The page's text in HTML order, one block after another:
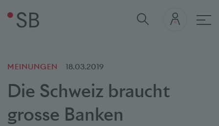
MEINUNGEN 18.03.2019
Die Schweiz braucht
grosse Banken